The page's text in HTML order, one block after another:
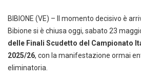
BIBIONE (VE) – Il momento decisivo è
Bibione si è chiusa oggi, sabato 23
delle Finali Scudetto del Campionato
2025/26, con la manifestazione ormai
eliminatoria.